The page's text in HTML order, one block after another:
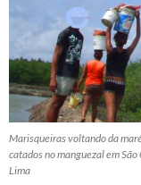
Marisqueiras voltando da
catados no manguezal em
Lima